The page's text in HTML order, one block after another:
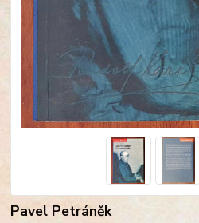
Pavel Petráněk